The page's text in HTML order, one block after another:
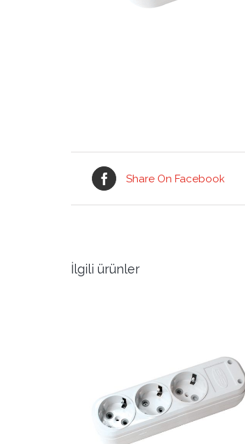
Share On Facebook
İlgili ürünler